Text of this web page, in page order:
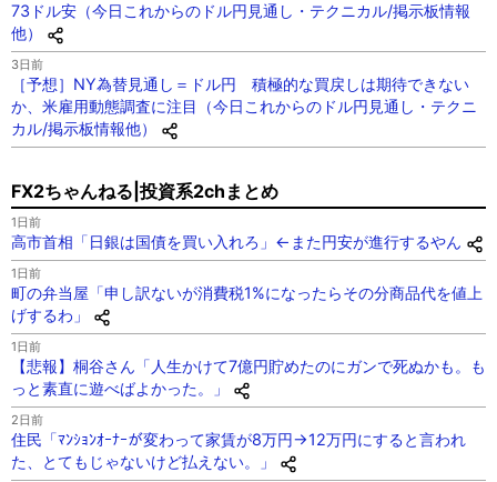
73ドル安（今日これからのドル円見通し・テクニカル/掲示板情報
他）
3日前
［予想］NY為替見通し＝ドル円 積極的な買戻しは期待できない
か、米雇用動態調査に注目（今日これからのドル円見通し・テクニ
カル/掲示板情報他）
FX2ちゃんねる|投資系2chまとめ
1日前
高市首相「日銀は国債を買い入れろ」←また円安が進行するやん
1日前
町の弁当屋「申し訳ないが消費税1%になったらその分商品代を値上
げするわ」
1日前
【悲報】桐谷さん「人生かけて7億円貯めたのにガンで死ぬかも。も
っと素直に遊べばよかった。」
2日前
住民「ﾏﾝｼｮﾝｵｰﾅｰが変わって家賃が8万円→12万円にすると言われ
た、とてもじゃないけど払えない。」